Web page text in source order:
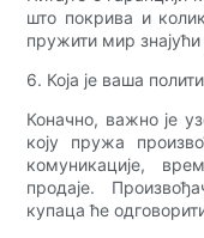
што покрива и
пружити мир
6. Која је ваша
Коначно, важно је
коју пружа
комуникације,
продаје.
купаца ће